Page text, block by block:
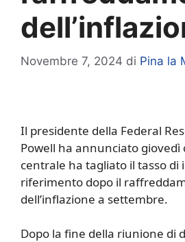
Novembre 7, 2024 di Pina la
Il presidente della Federal
Powell ha annunciato giovedì
centrale ha tagliato il tasso di
riferimento dopo il
dell’inflazione a settembre.
Dopo la fine della riunione di